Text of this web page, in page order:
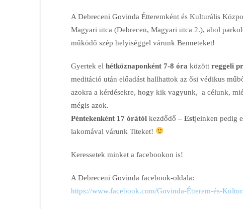
A Debreceni Govinda Étteremként és Kulturális
Magyari utca (Debrecen, Magyari utca 2.), ahol
működő szép helyiséggel várunk Benneteket!
Gyertek el hétköznaponként 7-8 óra közöttreggeli
meditáció után előadást hallhattok az ősi védikus
azokra a kérdésekre, hogy kik vagyunk, a célunk,
mégis azok.
Péntekenként 17 órátólkezdődő –Estjeinken pedig
lakomával várunk Titeket!
Keressetek minket a facebookon is!
A Debreceni Govinda facebook-oldala:
https://www.facebook.com/Govinda-Étterem-és-